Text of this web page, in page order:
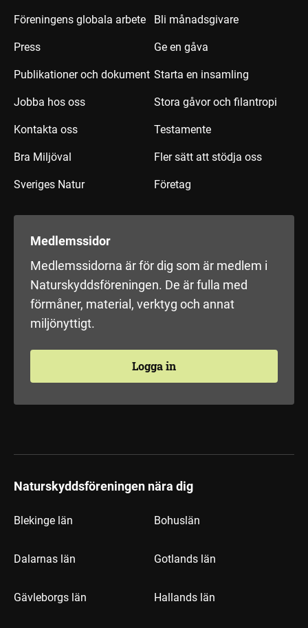
Föreningens globala arbete
Press
Publikationer och dokument
Jobba hos oss
Kontakta oss
Bra Miljöval
Sveriges Natur
Bli månadsgivare
Ge en gåva
Starta en insamling
Stora gåvor och filantropi
Testamente
Fler sätt att stödja oss
Företag
Medlemssidor
Medlemssidorna är för dig som är medlem i
Naturskyddsföreningen. De är fulla med
förmåner, material, verktyg och annat
miljönyttigt.
Logga in
Naturskyddsföreningen nära dig
Blekinge län Bohuslän
Dalarnas län Gotlands län
Gävleborgs län Hallands län